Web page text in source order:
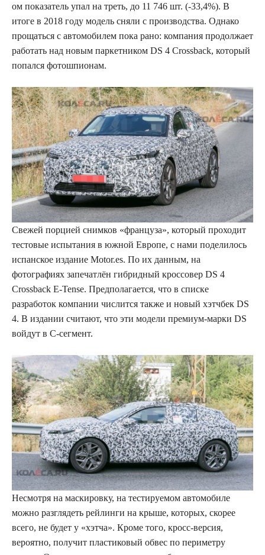
ом показатель упал на треть, до 11 746 шт. (-33,4%). В
итоге в 2018 году модель сняли с производства. Однако
прощаться с автомобилем пока рано: компания продолжает
работать над новым паркетником DS 4 Crossback, который
попался фотошпионам.
Свежей порцией снимков «француза», который проходит
тестовые испытания в южной Европе, с нами поделилось
испанское издание Motor.es. По их данным, на
фотографиях запечатлён гибридный кроссовер DS 4
Crossback E-Tense. Предполагается, что в списке
разработок компании числится также и новый хэтчбек DS
4. В издании считают, что эти модели премиум-марки DS
войдут в С-сегмент.
Несмотря на маскировку, на тестируемом автомобиле
можно разглядеть рейлинги на крыше, которых, скорее
всего, не будет у «хэтча». Кроме того, кросс-версия,
вероятно, получит пластиковый обвес по периметру